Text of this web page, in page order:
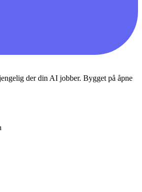
der din AI jobber. Bygget på åpne